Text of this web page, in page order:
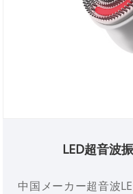
LED超音波
中国メーカー超音波